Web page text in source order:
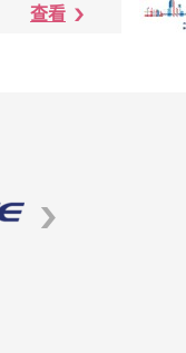
查看